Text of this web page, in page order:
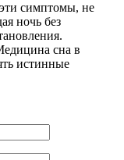
симптомы, не
ночь без
сна в
истинные